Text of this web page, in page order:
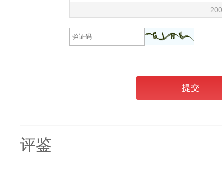
200
提交
评鉴